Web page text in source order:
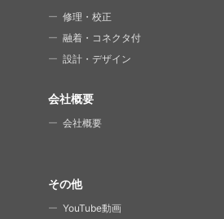
修理・校正
融着・コネクタ付
設計・デザイン
会社概要
会社概要
その他
YouTube動画